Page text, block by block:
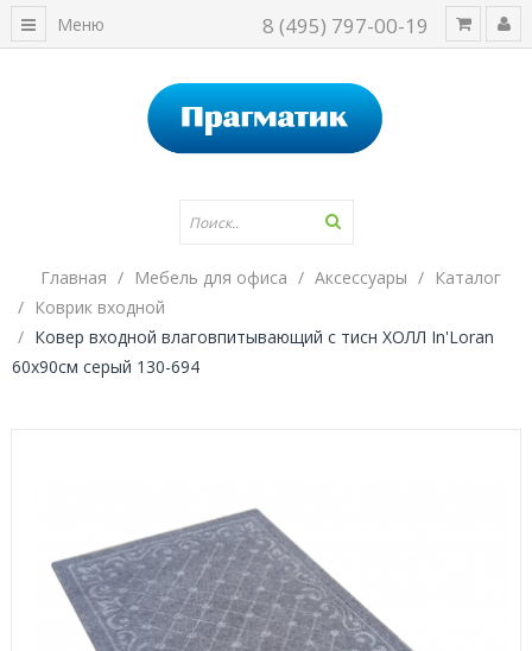
8 (495) 797-00-19
Меню
Главная Мебель для офиса Аксессуары
Каталог
Коврик входной
Ковер входной влаговпитывающий с тисн ХОЛЛ In'Loran
60х90см серый 130-694